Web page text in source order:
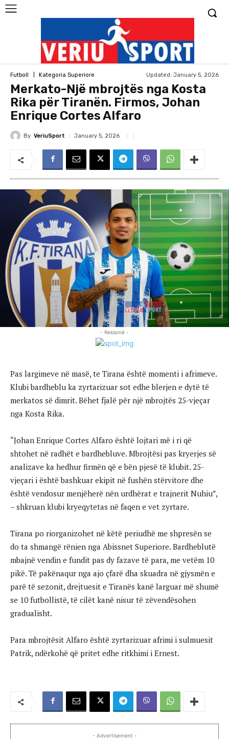
Futboll Kategoria Superiore Updated: January 5, 2026
Merkato-Një mbrojtës nga Kosta
Rika për Tiranën. Firmos, Johan
Enrique Cortes Alfaro
By VeriuSport January 5, 2026
- Reklamë -
Pas largimeve në masë, te Tirana është momenti i afrimeve.
Klubi bardheblu ka zyrtarizuar sot edhe blerjen e dytë të
merkatos së dimrit. Bëhet fjalë për një mbrojtës 25-vjeçar
nga Kosta Rika.
“Johan Enrique Cortes Alfaro është lojtari më i ri që
shtohet në radhët e bardhebluve. Mbrojtësi pas kryerjes së
analizave ka hedhur firmën që e bën pjesë të klubit. 25-
vjeçari i është bashkuar ekipit në fushën stërvitore dhe
është vendosur menjëherë nën urdhërat e trajnerit Nuhiu”,
– shkruan klubi kryeqytetas në faqen e vet zyrtare.
Tirana po riorganizohet në këtë periudhë me shpresën se
do ta shmangë rënien nga Abissnet Superiore. Bardheblutë
mbajnë vendin e fundit pas dy fazave të para, me vetëm 10
pikë. Të pakënaqur nga ajo çfarë dha skuadra në gjysmën e
parë të sezonit, drejtuesit e Tiranës kanë larguar më shumë
se 10 futbollistë, të cilët kanë nisur të zëvendësohen
gradualisht.
Para mbrojtësit Alfaro është zyrtarizuar afrimi i sulmuesit
Patrik, ndërkohë që pritet edhe ritkhimi i Ernest.
- Advertisement -